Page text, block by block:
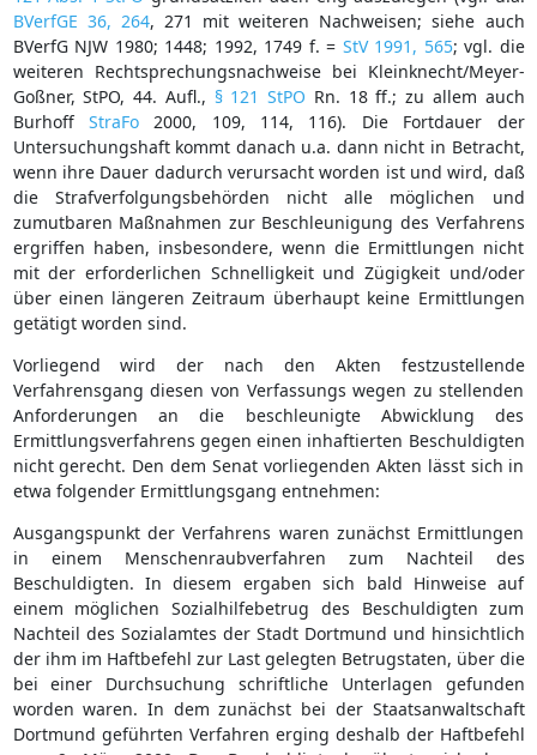
BVerfGE 36, 264, 271 mit weiteren Nachweisen; siehe auch
BVerfG NJW 1980; 1448; 1992, 1749 f. = StV 1991, 565; vgl. die
weiteren Rechtsprechungsnachweise bei Kleinknecht/Meyer-
Goßner, StPO, 44. Aufl., § 121 StPO Rn. 18 ff.; zu allem auch
Burhoff StraFo2000, 109, 114, 116). Die Fortdauer der
Untersuchungshaft kommt danach u.a. dann nicht in Betracht,
wenn ihre Dauer dadurch verursacht worden ist und wird, daß
die Strafverfolgungsbehörden nicht alle möglichen und
zumutbaren Maßnahmen zur Beschleunigung des Verfahrens
ergriffen haben, insbesondere, wenn die Ermittlungen nicht
mit der erforderlichen Schnelligkeit und Zügigkeit und/oder
über einen längeren Zeitraum überhaupt keine Ermittlungen
getätigt worden sind.
Vorliegend wird der nach den Akten festzustellende
Verfahrensgang diesen von Verfassungs wegen zu stellenden
Anforderungen an die beschleunigte Abwicklung des
Ermittlungsverfahrens gegen einen inhaftierten Beschuldigten
nicht gerecht. Den dem Senat vorliegenden Akten lässt sich in
etwa folgender Ermittlungsgang entnehmen:
Ausgangspunkt der Verfahrens waren zunächst Ermittlungen
in einem Menschenraubverfahren zum Nachteil des
Beschuldigten. In diesem ergaben sich bald Hinweise auf
einem möglichen Sozialhilfebetrug des Beschuldigten zum
Nachteil des Sozialamtes der Stadt Dortmund und hinsichtlich
der ihm im Haftbefehl zur Last gelegten Betrugstaten, über die
bei einer Durchsuchung schriftliche Unterlagen gefunden
worden waren. In dem zunächst bei der Staatsanwaltschaft
Dortmund geführten Verfahren erging deshalb der Haftbefehl